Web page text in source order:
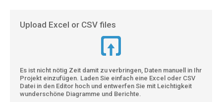
Upload Excel or CSV files
Es ist nicht nötig Zeit damit zu verbringen, Daten manuell in Ihr
Projekt einzufügen. Laden Sie einfach eine Excel oder CSV
Datei in den Editor hoch und entwerfen Sie mit Leichtigkeit
wunderschöne Diagramme und Berichte.